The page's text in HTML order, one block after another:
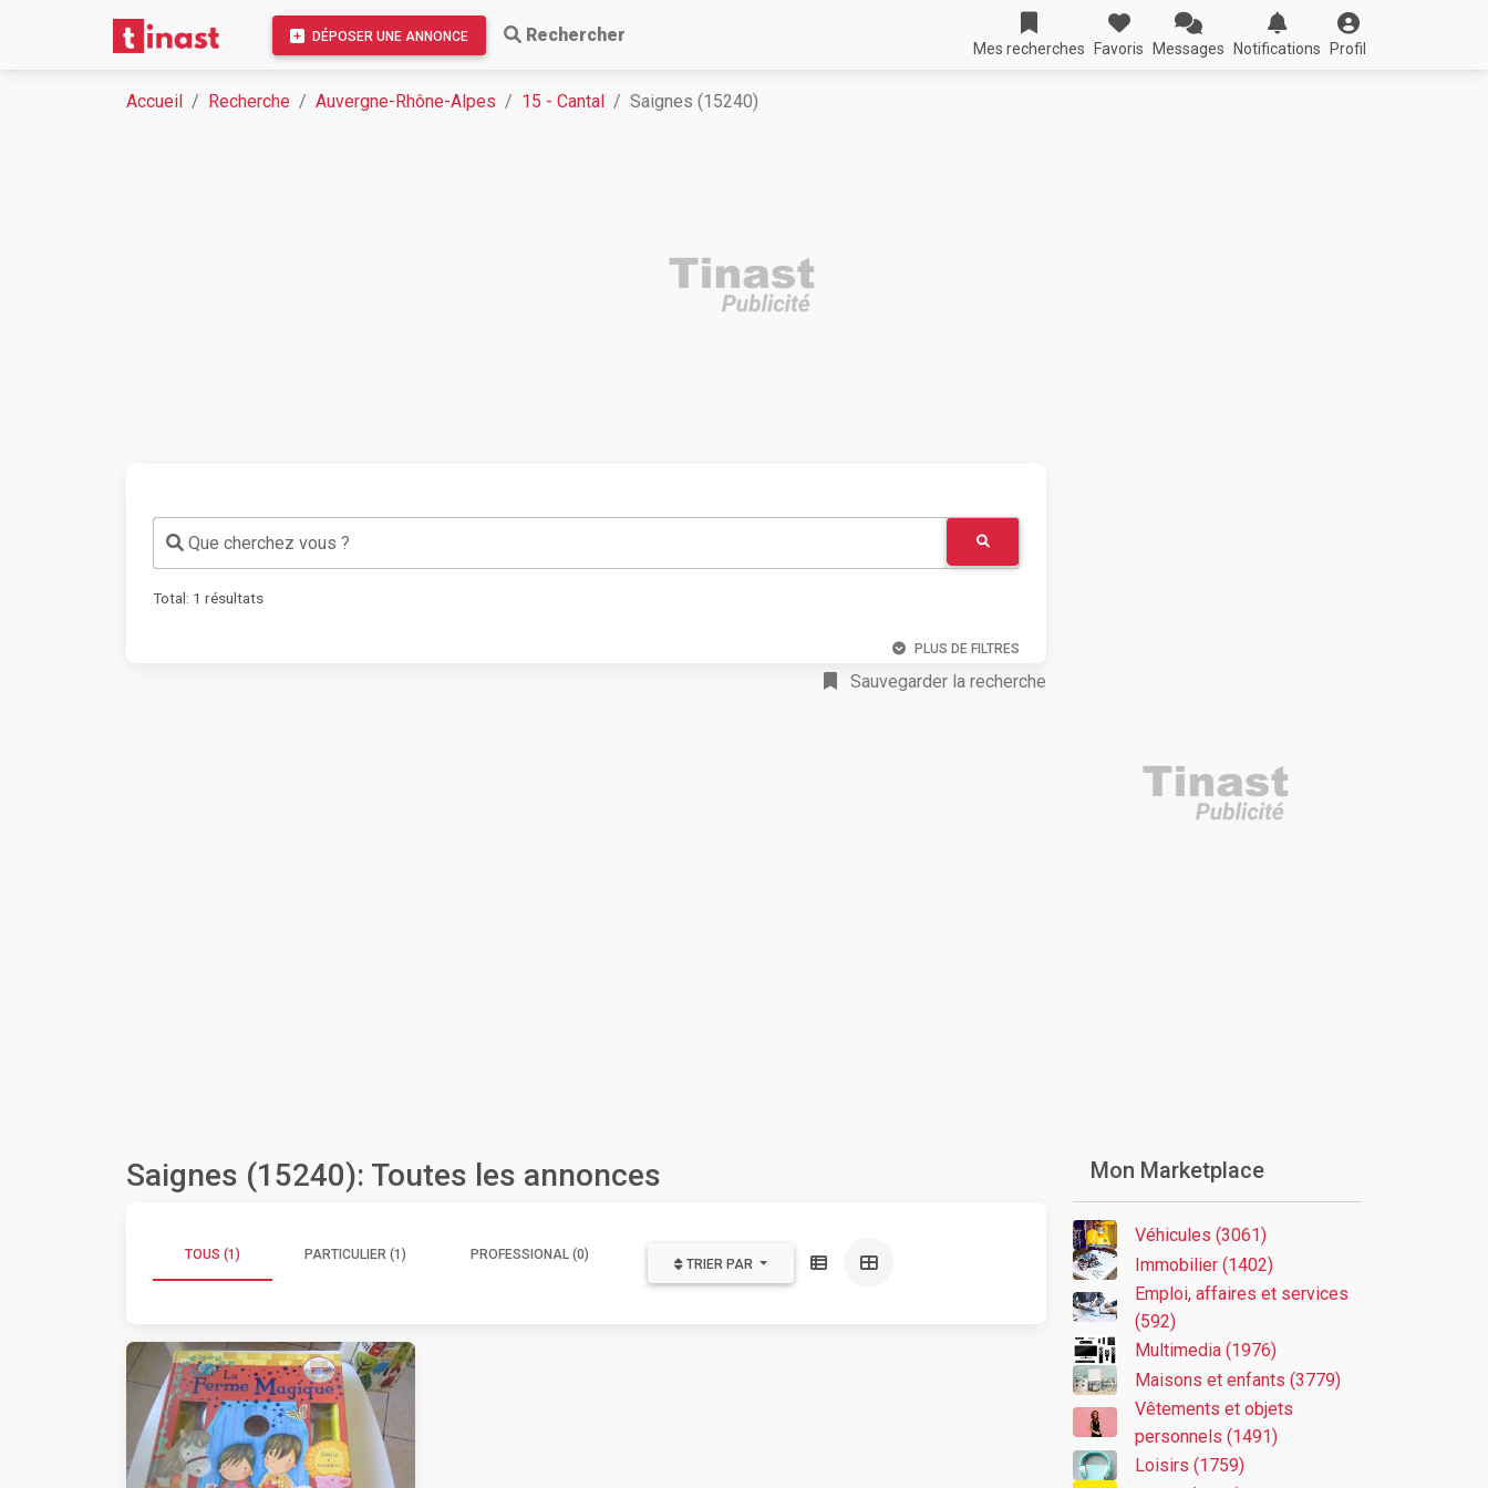
DÉPOSER UNE ANNONCE Rechercher
Mes recherches Favoris Messages Notifications Profil
Accueil Recherche Auvergne-Rhône-Alpes 15 - Cantal Saignes (15240)
Que cherchez vous ?
Total: 1 résultats
PLUS DE FILTRES
Sauvegarder la recherche
Saignes (15240): Toutes les annonces
TOUS (1) PARTICULIER (1) PROFESSIONAL (0)
TRIER PAR
Mon Marketplace
Véhicules (3061)
Immobilier (1402)
Emploi, affaires et services
(592)
Multimedia (1976)
Maisons et enfants (3779)
Vêtements et objets
personnels (1491)
Loisirs (1759)